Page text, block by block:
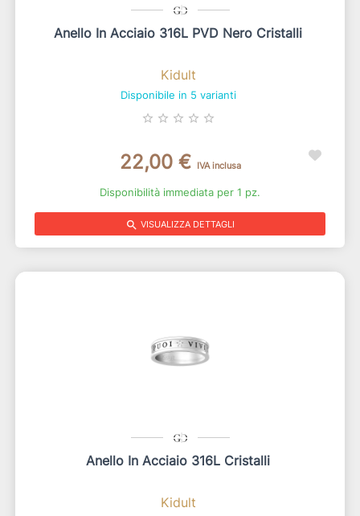
Anello In Acciaio 316L PVD Nero Cristalli
Kidult
Disponibile in 5 varianti
star_border star_border star_border star_border star_border
22,00 € IVA inclusa
Disponibilità immediata per 1 pz.
search VISUALIZZA DETTAGLI
Anello In Acciaio 316L Cristalli
Kidult